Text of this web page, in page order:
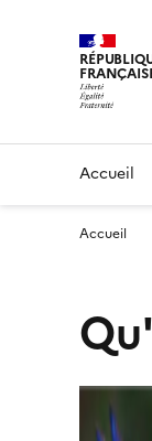
Accueil
Accueil